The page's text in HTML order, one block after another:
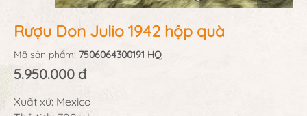
Rượu Don Julio 1942 hộp quà
Mã sản phẩm: 7506064300191 HQ
5.950.000 đ
Xuất xứ: Mexico